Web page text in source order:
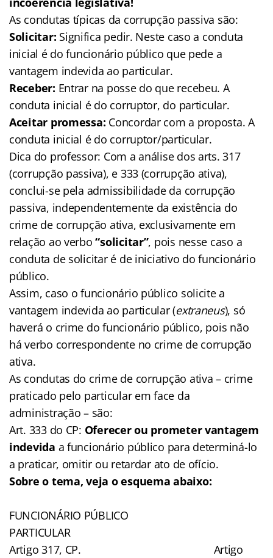
As condutas típicas da corrupção passiva são:
Solicitar: Significa pedir. Neste caso a conduta
inicial é do funcionário público que pede a
vantagem indevida ao particular.
Receber: Entrar na posse do que recebeu. A
conduta inicial é do corruptor, do particular.
Aceitar promessa: Concordar com a proposta. A
conduta inicial é do corruptor/particular.
Dica do professor: Com a análise dos arts. 317
(corrupção passiva), e 333 (corrupção ativa),
conclui-se pela admissibilidade da corrupção
passiva, independentemente da existência do
crime de corrupção ativa, exclusivamente em
relação ao verbo“solicitar”, pois nesse caso a
conduta de solicitar é de iniciativo do funcionário
público.
Assim, caso o funcionário público solicite a
vantagem indevida ao particular (extraneus), só
haverá o crime do funcionário público, pois não
há verbo correspondente no crime de corrupção
ativa.
As condutas do crime de corrupção ativa – crime
praticado pelo particular em face da
administração – são:
Art. 333 do CP: Oferecer ou prometer vantagem
indevida a funcionário público para determiná-lo
a praticar, omitir ou retardar ato de ofício.
Sobre o tema, veja o esquema abaixo:
FUNCIONÁRIO PÚBLICO
PARTICULAR
Artigo 317, CP. Artigo